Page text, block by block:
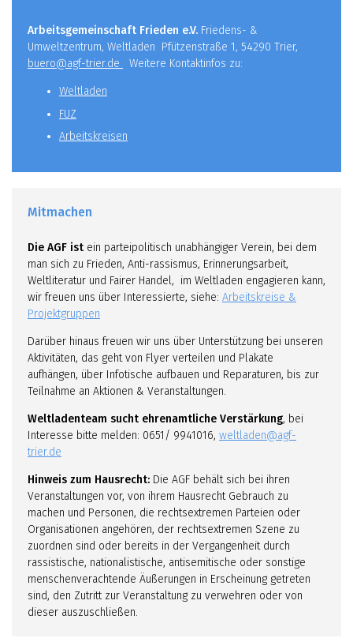
Arbeitsgemeinschaft Frieden e.V. Friedens- &
Umweltzentrum, Weltladen Pfützenstraße 1, 54290 Trier,
buero@agf-trier.de
Weitere Kontaktinfos zu:
Weltladen
FUZ
Arbeitskreisen
Mitmachen
Die AGF ist ein parteipolitisch unabhängiger Verein, bei dem
man sich zu Frieden, Anti-rassismus, Erinnerungsarbeit,
Weltliteratur und Fairer Handel, im Weltladen engagieren kann,
wir freuen uns über Interessierte, siehe: Arbeitskreise &
Projektgruppen
Darüber hinaus freuen wir uns über Unterstützung bei unseren
Aktivitäten, das geht von Flyer verteilen und Plakate
aufhängen, über Infotische aufbauen und Reparaturen, bis zur
Teilnahme an Aktionen & Veranstaltungen.
Weltladenteam sucht ehrenamtliche Verstärkung, bei
Interesse bitte melden: 0651/ 9941016, weltladen@agf-
trier.de
Hinweis zum Hausrecht: Die AGF behält sich bei ihren
Veranstaltungen vor, von ihrem Hausrecht Gebrauch zu
machen und Personen, die rechtsextremen Parteien oder
Organisationen angehören, der rechtsextremen Szene zu
zuordnen sind oder bereits in der Vergangenheit durch
rassistische, nationalistische, antisemitische oder sonstige
menschenverachtende Äußerungen in Erscheinung getreten
sind, den Zutritt zur Veranstaltung zu verwehren oder von
dieser auszuschließen.